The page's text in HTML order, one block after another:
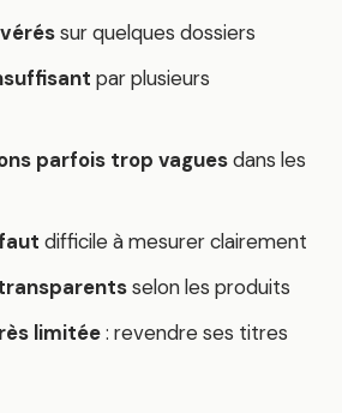
sur quelques dossiers
par plusieurs
parfois trop vaguesdans les
difficile à mesurer clairement
selon les produits
limitée: revendre ses titres